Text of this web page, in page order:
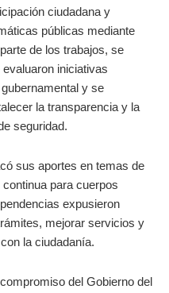
ciudadana y
públicas mediante
de los trabajos, se
iniciativas
y se
la transparencia y la
seguridad.
sus aportes en temas de
para cuerpos
expusieron
mejorar servicios y
la ciudadanía.
del Gobierno del